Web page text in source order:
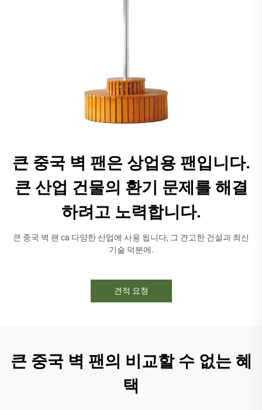
큰 중국 벽 팬은 상업용 팬입니다.
큰 산업 건물의 환기 문제를 해결
하려고 노력합니다.
큰 중국 벽 팬 ca 다양한 산업에 사용 됩니다, 그 견고한 건설과 최신
기술 덕분에.
견적 요청
큰 중국 벽 팬의 비교할 수 없는 혜
택